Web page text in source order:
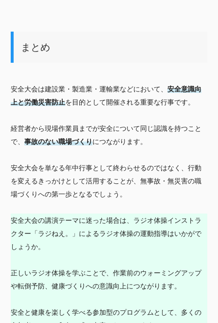
まとめ
安全大会は建設業・製造業・運輸業などにおいて、安全意識向
上と労働災害防止を目的として開催される重要な行事です。
経営者から現場作業員までが安全について同じ認識を持つこと
で、事故のない職場づくりにつながります。
安全大会を単なる年中行事として終わらせるのではなく、行動
を変えるきっかけとして活用することが、無事故・無災害の職
場づくりへの第一歩となるでしょう。
安全大会の講演テーマに迷った場合は、ラジオ体操インストラ
クター「ラジねえ。」によるラジオ体操の運動指導はいかがで
しょうか。
正しいラジオ体操を学ぶことで、作業前のウォーミングアップ
や転倒予防、健康づくりへの意識向上につながります。
安全と健康を楽しく学べる参加型のプログラムとして、多くの